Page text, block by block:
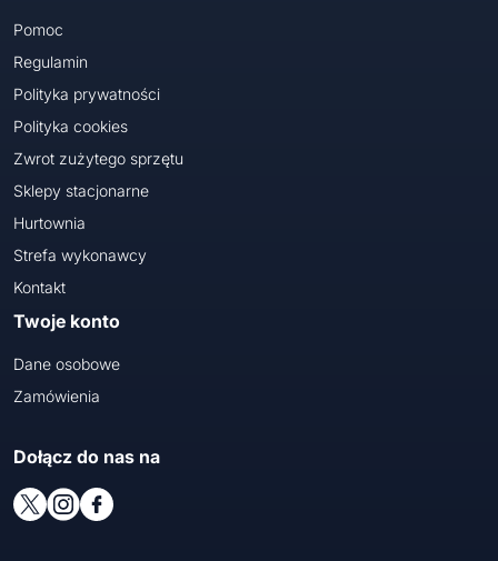
Pomoc
Regulamin
Polityka prywatności
Polityka cookies
Zwrot zużytego sprzętu
Sklepy stacjonarne
Hurtownia
Strefa wykonawcy
Kontakt
Twoje konto
Dane osobowe
Zamówienia
Dołącz do nas na